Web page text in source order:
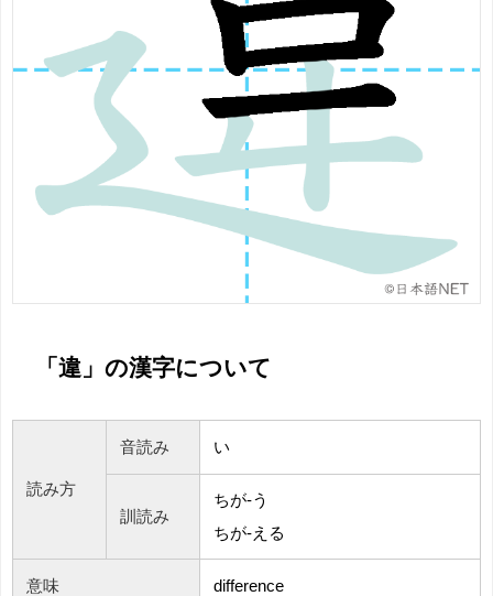
「違」の漢字について
読み方
音読み い
訓読み
ちが-う
ちが-える
意味 difference